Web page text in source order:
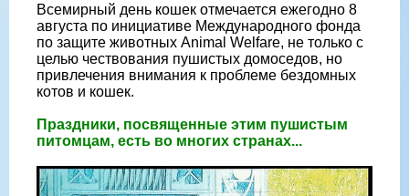
Всемирный день кошек отмечается ежегодно 8
августа по инициативе Международного фонда
по защите животных Animal Welfare, не только с
целью чествования пушистых домоседов, но
привлечения внимания к проблеме бездомных
котов и кошек.
Праздники, посвященные этим пушистым
питомцам, есть во многих странах...